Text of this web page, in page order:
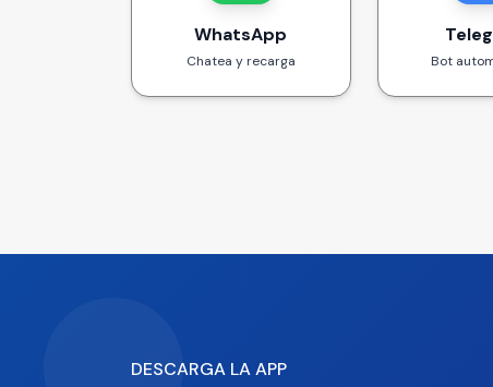
WhatsApp
Chatea y recarga Bot
DESCARGA LA APP